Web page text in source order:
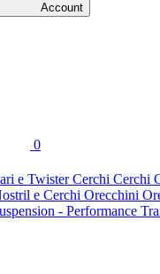
Account
0
e TwisterCerchi Cerchi
e Cerchi Orecchini
- Performance